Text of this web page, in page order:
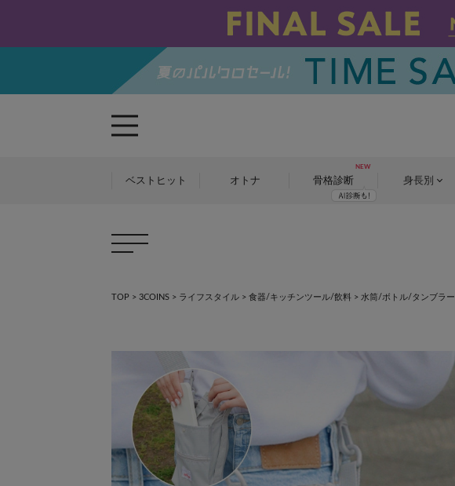
ベストヒット オトナ 骨格診断 身長別
TOP > 3COINS > ライフスタイル > 食器/キッチンツール/飲料 > 水筒/ボトル/タンブラー